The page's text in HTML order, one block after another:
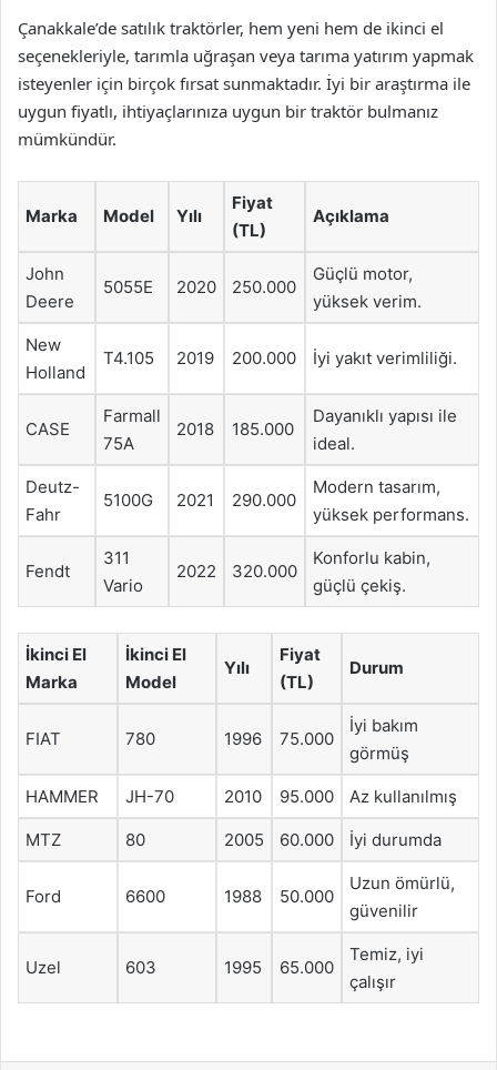
Çanakkale’de satılık traktörler, hem yeni hem de ikinci el
seçenekleriyle, tarımla uğraşan veya tarıma yatırım yapmak
isteyenler için birçok fırsat sunmaktadır. İyi bir araştırma ile
uygun fiyatlı, ihtiyaçlarınıza uygun bir traktör bulmanız
mümkündür.
Marka Model Yılı
Fiyat
(TL)
Açıklama
John
Deere
5055E 2020 250.000
Güçlü motor,
yüksek verim.
New
Holland
T4.105 2019 200.000 İyi yakıt verimliliği.
CASE
Farmall
75A
2018 185.000
Dayanıklı yapısı ile
ideal.
Deutz-
Fahr
5100G 2021 290.000
Modern tasarım,
yüksek performans.
Fendt
311
Vario
2022 320.000
Konforlu kabin,
güçlü çekiş.
İkinci El
Marka
İkinci El
Model
Yılı
Fiyat
(TL)
Durum
FIAT 780 1996 75.000
İyi bakım
görmüş
HAMMER JH-70 2010 95.000 Az kullanılmış
MTZ 80 2005 60.000 İyi durumda
Ford 6600 1988 50.000
Uzun ömürlü,
güvenilir
Uzel 603 1995 65.000
Temiz, iyi
çalışır